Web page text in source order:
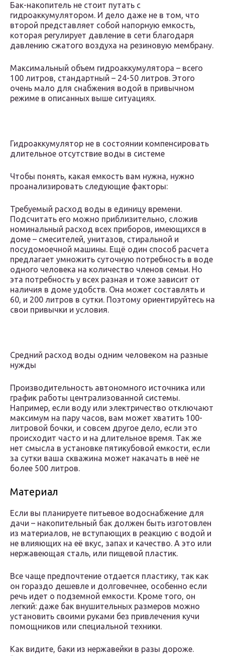
Бак-накопитель не стоит путать с
гидроаккумулятором. И дело даже не в том, что
второй представляет собой напорную емкость,
которая регулирует давление в сети благодаря
давлению сжатого воздуха на резиновую мембрану.
Максимальный объем гидроаккумулятора – всего
100 литров, стандартный – 24-50 литров. Этого
очень мало для снабжения водой в привычном
режиме в описанных выше ситуациях.
Гидроаккумулятор не в состоянии компенсировать
длительное отсутствие воды в системе
Чтобы понять, какая емкость вам нужна, нужно
проанализировать следующие факторы:
Требуемый расход воды в единицу времени.
Подсчитать его можно приблизительно, сложив
номинальный расход всех приборов, имеющихся в
доме – смесителей, унитазов, стиральной и
посудомоечной машины. Ещё один способ расчета
предлагает умножить суточную потребность в воде
одного человека на количество членов семьи. Но
эта потребность у всех разная и тоже зависит от
наличия в доме удобств. Она может составлять и
60, и 200 литров в сутки. Поэтому ориентируйтесь на
свои привычки и условия.
Средний расход воды одним человеком на разные
нужды
Производительность автономного источника или
график работы централизованной системы.
Например, если воду или электричество отключают
максимум на пару часов, вам может хватить 100-
литровой бочки, и совсем другое дело, если это
происходит часто и на длительное время. Так же
нет смысла в установке пятикубовой емкости, если
за сутки ваша скважина может накачать в неё не
более 500 литров.
Материал
Если вы планируете питьевое водоснабжение для
дачи – накопительный бак должен быть изготовлен
из материалов, не вступающих в реакцию с водой и
не влияющих на её вкус, запах и качество. А это или
нержавеющая сталь, или пищевой пластик.
Все чаще предпочтение отдается пластику, так как
он гораздо дешевле и долговечнее, особенно если
речь идет о подземной емкости. Кроме того, он
легкий: даже бак внушительных размеров можно
установить своими руками без привлечения кучи
помощников или специальной техники.
Как видите, баки из нержавейки в разы дороже.